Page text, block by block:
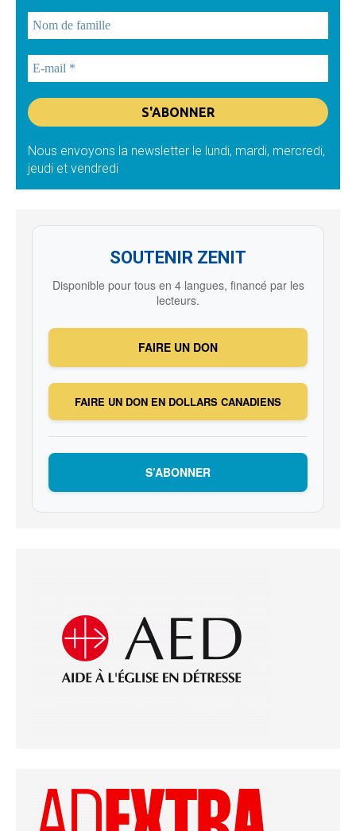
Nous envoyons la newsletter le lundi, mardi, mercredi,
jeudi et vendredi
SOUTENIR ZENIT
Disponible pour tous en 4 langues, financé par les
lecteurs.
FAIRE UN DON
FAIRE UN DON EN DOLLARS CANADIENS
S’ABONNER